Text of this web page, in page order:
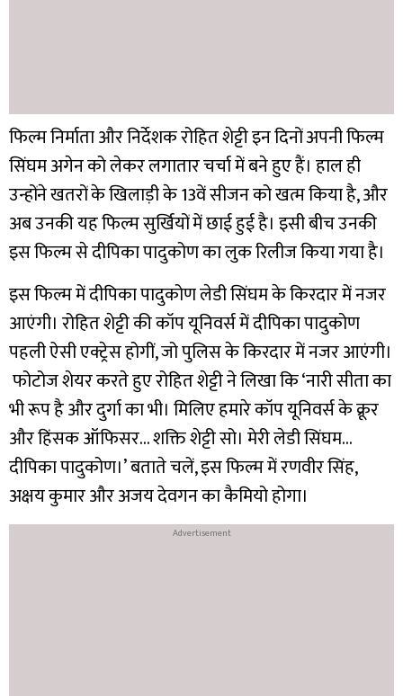
फिल्म निर्माता और निर्देशक रोहित शेट्टी इन दिनों अपनी फिल्म
सिंघम अगेन को लेकर लगातार चर्चा में बने हुए हैं। हाल ही
उन्होंने खतरों के खिलाड़ी के 13वें सीजन को खत्म किया है, और
अब उनकी यह फिल्म सुर्खियों में छाई हुई है। इसी बीच उनकी
इस फिल्म से दीपिका पादुकोण का लुक रिलीज किया गया है।
इस फिल्म में दीपिका पादुकोण लेडी सिंघम के किरदार में नजर
आएंगी। रोहित शेट्टी की कॉप यूनिवर्स में दीपिका पादुकोण
पहली ऐसी एक्ट्रेस होगीं, जो पुलिस के किरदार में नजर आएंगी।
फोटोज शेयर करते हुए रोहित शेट्टी ने लिखा कि ‘नारी सीता का
भी रूप है और दुर्गा का भी। मिलिए हमारे कॉप यूनिवर्स के क्रूर
और हिंसक ऑफिसर… शक्ति शेट्टी सो। मेरी लेडी सिंघम…
दीपिका पादुकोण।’बताते चलें, इस फिल्म में रणवीर सिंह,
अक्षय कुमार और अजय देवगन का कैमियो होगा।